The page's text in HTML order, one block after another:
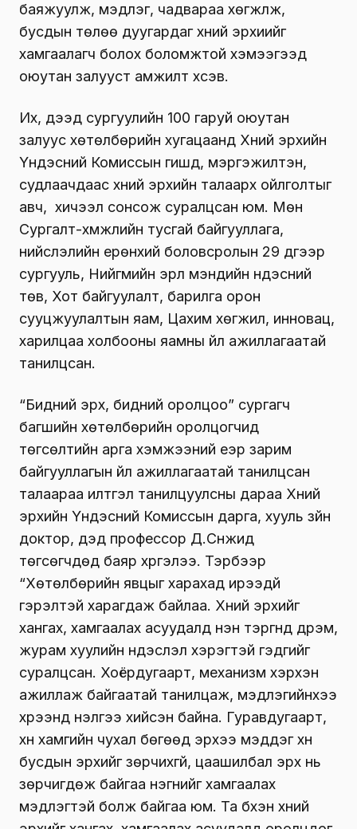
баяжуулж, мэдлэг, чадвараа хөгжүүлж,
бусдын төлөө дуугардаг хүний эрхиийг
хамгаалагч болох боломжтой хэмээгээд
оюутан залууст амжилт хүсэв.
Их, дээд сургуулийн 100 гаруй оюутан
залуус хөтөлбөрийн хугацаанд Хүний эрхийн
Үндэсний Комиссын гишүүд, мэргэжилтэн,
судлаачдаас хүний эрхийн талаарх ойлголтыг
авч, хичээл сонсож суралцсан юм. Мөн
Сургалт-хүмүүжлийн тусгай байгууллага,
нийслэлийн ерөнхий боловсролын 29 дүгээр
сургууль, Нийгмийн эрүүл мэндийн үндэсний
төв, Хот байгуулалт, барилга орон
сууцжуулалтын яам, Цахим хөгжил, инновац,
харилцаа холбооны яамны үйл ажиллагаатай
танилцсан.
“Бидний эрх, бидний оролцоо” сургагч
багшийн хөтөлбөрийн оролцогчид
төгсөлтийн арга хэмжээний үеэр зарим
байгууллагын үйл ажиллагаатай танилцсан
талаараа илтгэл танилцуулсны дараа Хүний
эрхийн Үндэсний Комиссын дарга, хууль зүйн
доктор, дэд профессор Д.Сүнжид
төгсөгчдөд баяр хүргэлээ. Тэрбээр
“Хөтөлбөрийн явцыг харахад ирээдүй
гэрэлтэй харагдаж байлаа. Хүний эрхийг
хангах, хамгаалах асуудалд нэн тэргүүнд дүрэм,
журам хуулийн үндэслэл хэрэгтэй гэдгийг
суралцсан. Хоёрдугаарт, механизм хэрхэн
ажиллаж байгаатай танилцаж, мэдлэгийнхээ
хүрээнд үнэлгээ хийсэн байна. Гуравдугаарт,
хүн хамгийн чухал бөгөөд эрхээ мэддэг хүн
бусдын эрхийг зөрчихгүй, цаашилбал эрх нь
зөрчигдөж байгаа нэгнийг хамгаалах
мэдлэгтэй болж байгаа юм. Та бүхэн хүний